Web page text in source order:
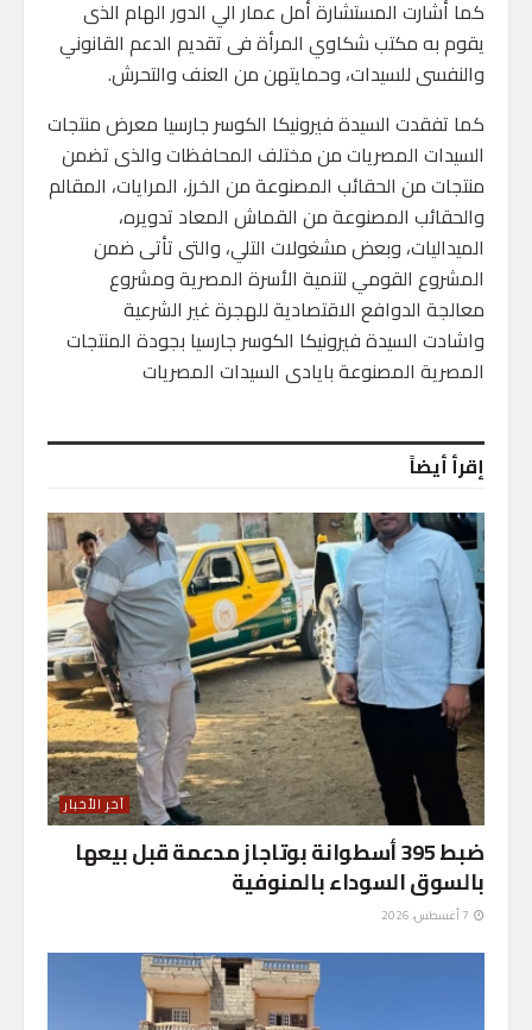
كما أشارت المستشارة أمل عمار الي الدور الهام الذى
يقوم به مكتب شكاوي المرأة فى تقديم الدعم القانوني
والنفسى للسيدات، وحمايتهن من العنف والتحرش.
كما تفقدت السيدة فيرونيكا الكوسر جارسيا معرض منتجات
السيدات المصريات من مختلف المحافظات والذى تضمن
منتجات من الحقائب المصنوعة من الخرز، المرايات، المقالم
والحقائب المصنوعة من القماش المعاد تدويره،
الميداليات، وبعض مشغولات التلي، والتى تأتى ضمن
المشروع القومي لتنمية الأسرة المصرية ومشروع
معالجة الدوافع الاقتصادية للهجرة غير الشرعية
واشادت السيدة فيرونيكا الكوسر جارسيا بجودة المنتجات
المصرية المصنوعة بايادى السيدات المصريات
إقرأ أيضاً
آخر الأخبار
ضبط 395 أسطوانة بوتاجاز مدعمة قبل بيعها
بالسوق السوداء بالمنوفية